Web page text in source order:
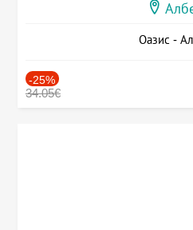
Оазис -
-25%
34.05€